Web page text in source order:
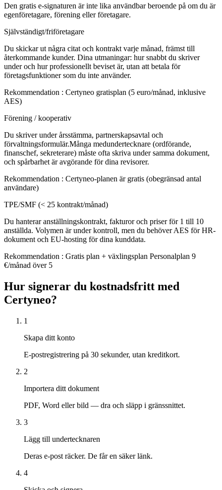
Den gratis e-signaturen är inte lika användbar beroende på om du är
egenföretagare, förening eller företagare.
Självständigt/friföretagare
Du skickar ut några citat och kontrakt varje månad, främst till
återkommande kunder. Dina utmaningar: hur snabbt du skriver
under och hur professionellt beviset är, utan att betala för
företagsfunktioner som du inte använder.
Rekommendation : Certyneo gratisplan (5 euro/månad, inklusive
AES)
Förening / kooperativ
Du skriver under årsstämma, partnerskapsavtal och
förvaltningsformulär.Många medundertecknare (ordförande,
finanschef, sekreterare) måste ofta skriva under samma dokument,
och spårbarhet är avgörande för dina revisorer.
Rekommendation : Certyneo-planen är gratis (obegränsad antal
användare)
TPE/SMF (< 25 kontrakt/månad)
Du hanterar anställningskontrakt, fakturor och priser för 1 till 10
anställda. Volymen är under kontroll, men du behöver AES för HR-
dokument och EU-hosting för dina kunddata.
Rekommendation : Gratis plan + växlingsplan Personalplan 9
€/månad över 5
Hur signerar du kostnadsfritt med
Certyneo?
1
Skapa ditt konto
E-postregistrering på 30 sekunder, utan kreditkort.
2
Importera ditt dokument
PDF, Word eller bild — dra och släpp i gränssnittet.
3
Lägg till undertecknaren
Deras e-post räcker. De får en säker länk.
4